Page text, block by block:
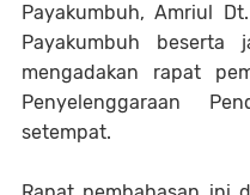
Payakumbuh, Amriul
Payakumbuh beserta
mengadakan rapat
Penyelenggaraan
setempat.